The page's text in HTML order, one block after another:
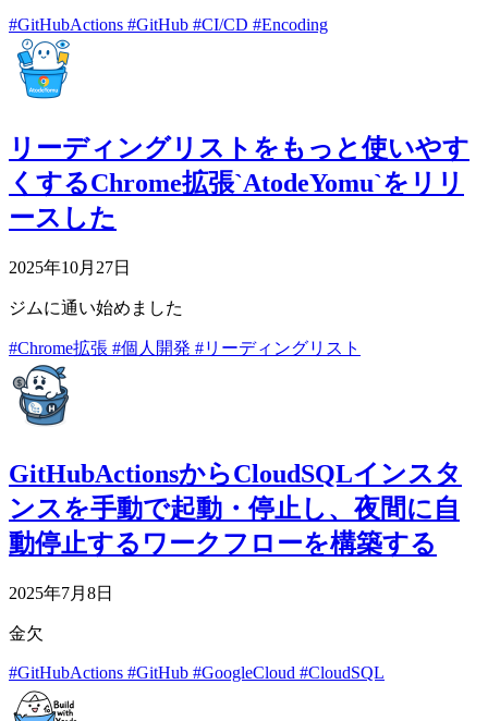
#GitHubActions #GitHub #CI/CD #Encoding
リーディングリストをもっと使いやす
くするChrome拡張`AtodeYomu`をリリ
ースした
2025年10月27日
ジムに通い始めました
#Chrome拡張 #個人開発 #リーディングリスト
GitHubActionsからCloudSQLインスタ
ンスを手動で起動・停止し、夜間に自
動停止するワークフローを構築する
2025年7月8日
金欠
#GitHubActions #GitHub #GoogleCloud #CloudSQL